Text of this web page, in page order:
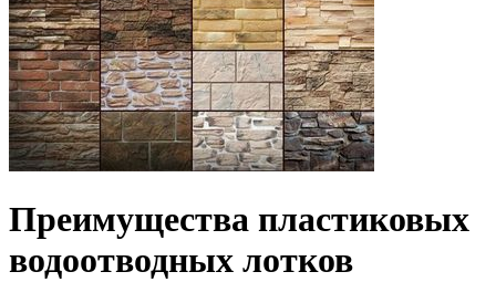
Преимущества пластиковых
водоотводных лотков